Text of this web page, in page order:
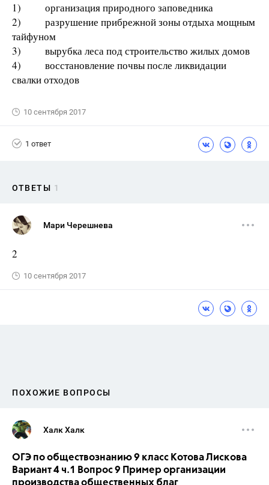
1) организация природного заповедника
2) разрушение прибрежной зоны отдыха мощным
тайфуном
3) вырубка леса под строительство жилых домов
4) восстановление почвы после ликвидации
свалки отходов
10 сентября 2017
1 ответ
ОТВЕТЫ 1
Мари Черешнева
2
10 сентября 2017
ПОХОЖИЕ ВОПРОСЫ
Халк Халк
ОГЭ по обществознанию 9 класс Котова Лискова
Вариант 4 ч.1 Вопрос 9 Пример организации
производства общественных благ